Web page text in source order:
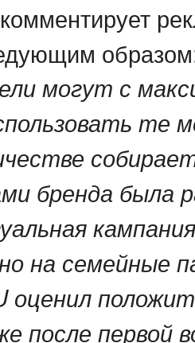
могут с
те
бренда была
на семейные
оценил
после первой